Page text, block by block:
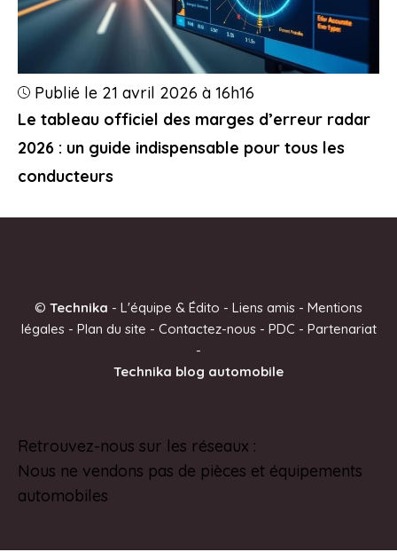
Le tableau officiel des marges d’erreur radar
2026 : un guide indispensable pour tous les
conducteurs
Publié le 21 avril 2026 à 16h16
© Technika - L'équipe & Édito - Liens amis - Mentions
légales- Plan du site - Contactez-nous- PDC - Partenariat
-
Technika blog automobile
Retrouvez-nous sur les réseaux :
Nous ne vendons pas de pièces et équipements
automobiles